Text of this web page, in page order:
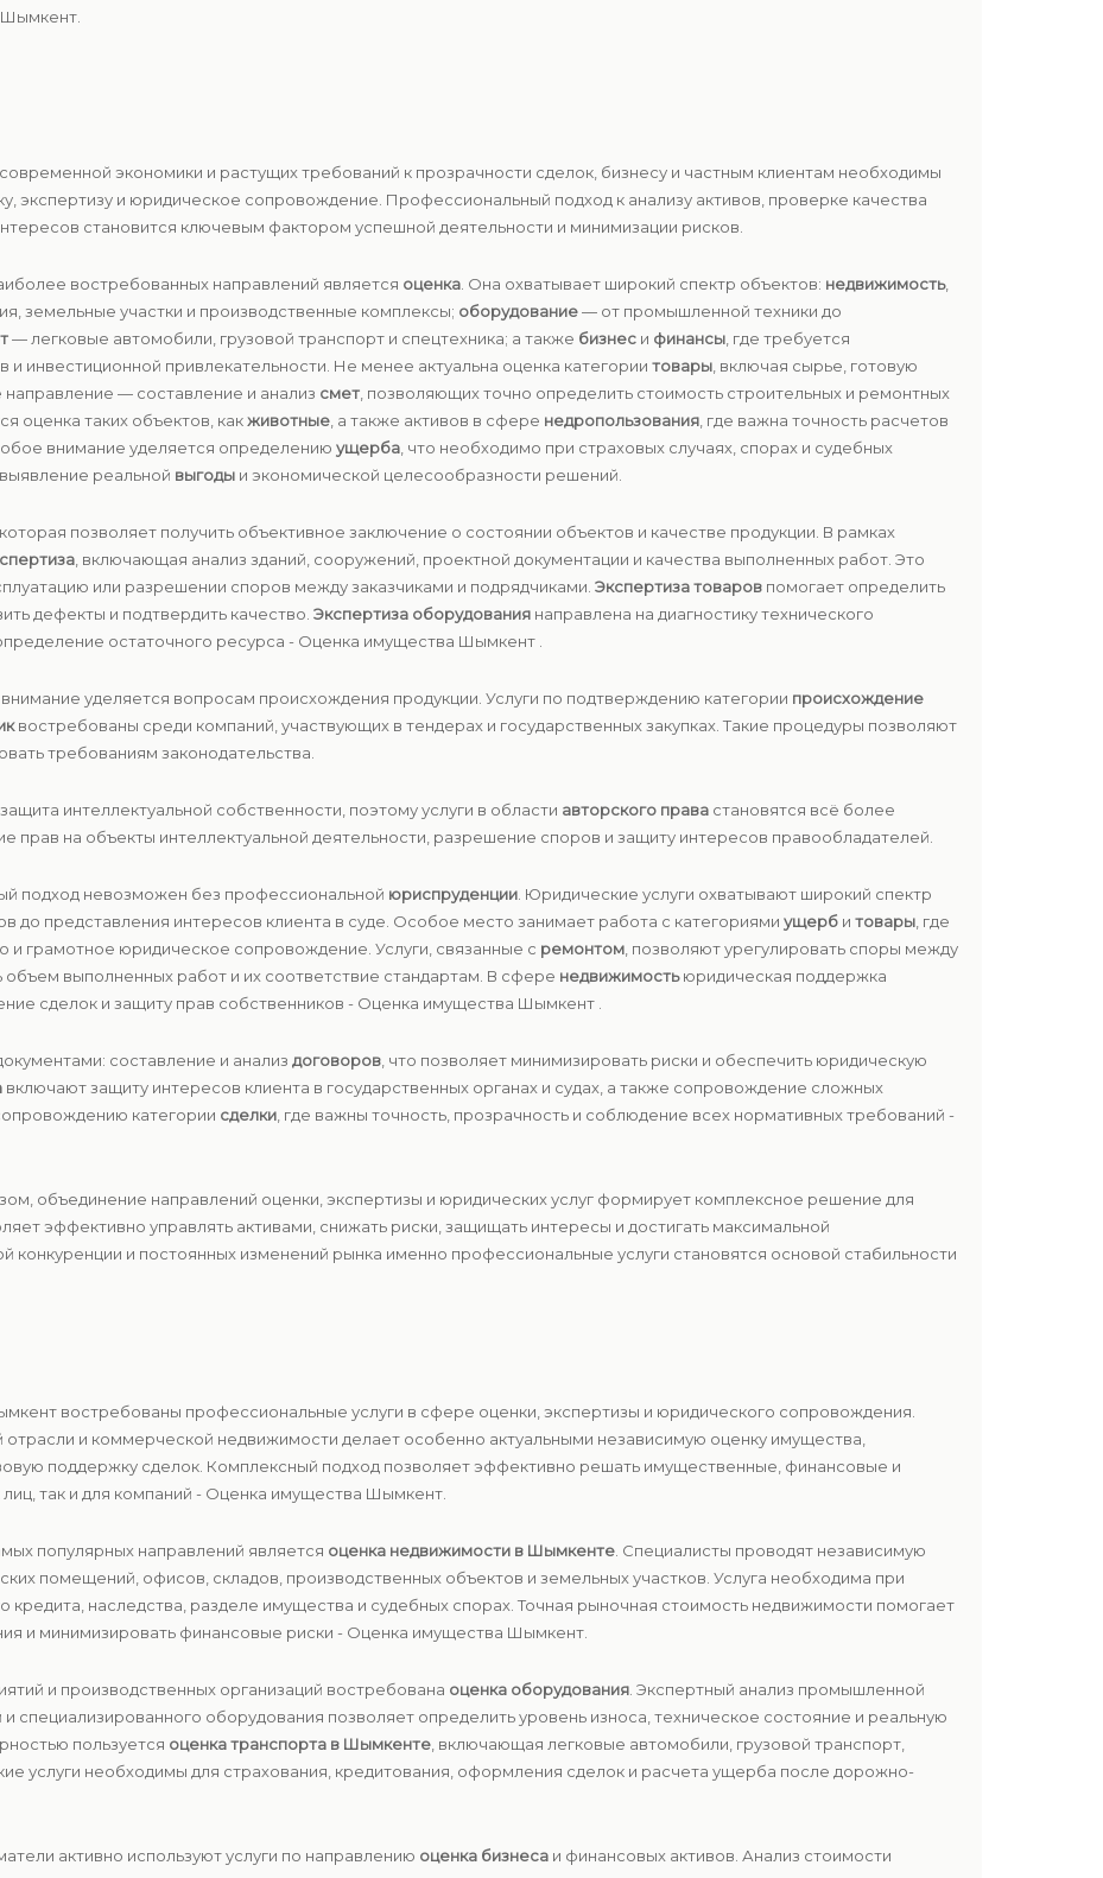
экономики и растущих требований к прозрачности сделок, бизнесу и частным клиентам необходимы
экспертизу и юридическое сопровождение. Профессиональный подход к анализу активов, проверке качества
становится ключевым фактором успешной деятельности и минимизации рисков.
востребованных направлений является оценка . Она охватывает широкий спектр объектов: недвижимость,
земельные участки и производственные комплексы; оборудование— от промышленной техники до
— легковые автомобили, грузовой транспорт и спецтехника; а также бизнес и финансы , где требуется
инвестиционной привлекательности. Не менее актуальна оценка категории товары , включая сырье, готовую
— составление и анализ смет , позволяющих точно определить стоимость строительных и ремонтных
оценка таких объектов, какживотные , а также активов в сфере недропользования , где важна точность расчетов
внимание уделяется определению ущерба , что необходимо при страховых случаях, спорах и судебных
реальной выгоды и экономической целесообразности решений.
, которая позволяет получить объективное заключение о состоянии объектов и качестве продукции. В рамках
, включающая анализ зданий, сооружений, проектной документации и качества выполненных работ. Это
или разрешении споров между заказчиками и подрядчиками. Экспертиза товаров помогает определить
дефекты и подтвердить качество. Экспертиза оборудования направлена на диагностику технического
остаточного ресурса - Оценка имущества Шымкент .
уделяется вопросам происхождения продукции. Услуги по подтверждению категории происхождение
востребованы среди компаний, участвующих в тендерах и государственных закупках. Такие процедуры позволяют
требованиям законодательства.
интеллектуальной собственности, поэтому услуги в области авторского права становятся всё более
прав на объекты интеллектуальной деятельности, разрешение споров и защиту интересов правообладателей.
подход невозможен без профессиональной юриспруденции . Юридические услуги охватывают широкий спектр
до представления интересов клиента в суде. Особое место занимает работа с категориями ущерб и товары , где
и грамотное юридическое сопровождение. Услуги, связанные с ремонтом , позволяют урегулировать споры между
объем выполненных работ и их соответствие стандартам. В сфере недвижимостьюридическая поддержка
сделок и защиту прав собственников - Оценка имущества Шымкент .
составление и анализ договоров , что позволяет минимизировать риски и обеспечить юридическую
включают защиту интересов клиента в государственных органах и судах, а также сопровождение сложных
категории сделки , где важны точность, прозрачность и соблюдение всех нормативных требований -
объединение направлений оценки, экспертизы и юридических услуг формирует комплексное решение для
эффективно управлять активами, снижать риски, защищать интересы и достигать максимальной
конкуренции и постоянных изменений рынка именно профессиональные услуги становятся основой стабильности
востребованы профессиональные услуги в сфере оценки, экспертизы и юридического сопровождения.
отрасли и коммерческой недвижимости делает особенно актуальными независимую оценку имущества,
поддержку сделок. Комплексный подход позволяет эффективно решать имущественные, финансовые и
так и для компаний - Оценка имущества Шымкент.
популярных направлений является оценка недвижимости в Шымкенте . Специалисты проводят независимую
помещений, офисов, складов, производственных объектов и земельных участков. Услуга необходима при
наследства, разделе имущества и судебных спорах. Точная рыночная стоимость недвижимости помогает
и минимизировать финансовые риски - Оценка имущества Шымкент.
и производственных организаций востребована оценка оборудования . Экспертный анализ промышленной
и специализированного оборудования позволяет определить уровень износа, техническое состояние и реальную
пользуется оценка транспорта в Шымкенте , включающая легковые автомобили, грузовой транспорт,
услуги необходимы для страхования, кредитования, оформления сделок и расчета ущерба после дорожно-
активно используют услуги по направлению оценка бизнеса и финансовых активов. Анализ стоимости